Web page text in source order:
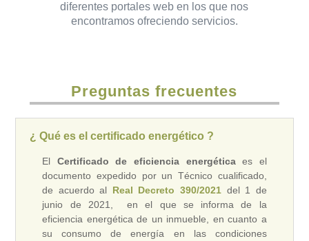
diferentes portales web en los que nos
encontramos ofreciendo servicios.
Preguntas frecuentes
¿ Qué es el certificado energético ?
El Certificado de eficiencia energéticaes el
documento expedido por un Técnico cualificado,
de acuerdo al Real Decreto 390/2021 del 1 de
junio de 2021, en el que se informa de la
eficiencia energética de un inmueble, en cuanto a
su consumo de energía en las condiciones